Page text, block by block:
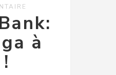
à